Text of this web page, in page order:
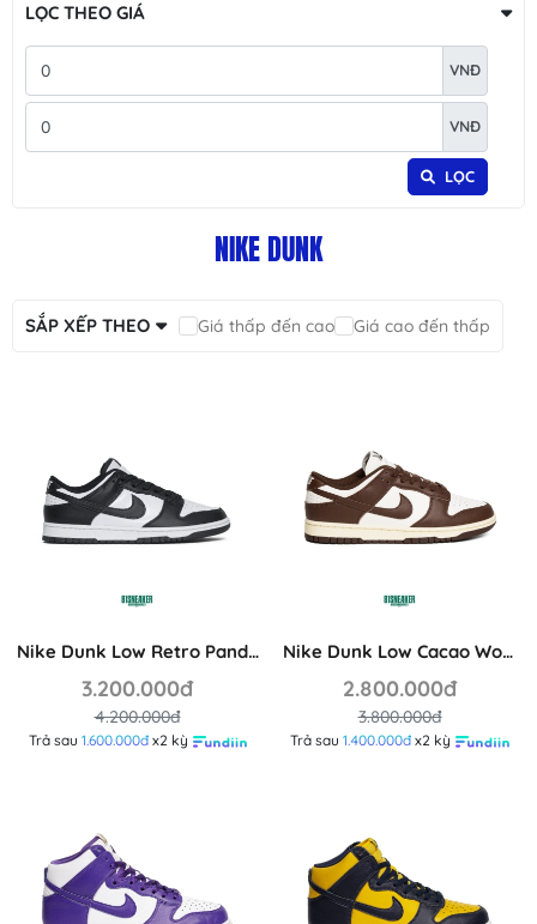
LỌC THEO GIÁ
VNĐ
VNĐ
LỌC
NIKE DUNK
SẮP XẾP THEO Giá thấp đến cao Giá cao đến thấp
Nike Dunk Low Retro Panda
3.200.000đ
4.200.000đ
Trả sau 1.600.000đx2 kỳ
Nike Dunk Low Cacao Wow
2.800.000đ
3.800.000đ
Trả sau 1.400.000đ x2 kỳ